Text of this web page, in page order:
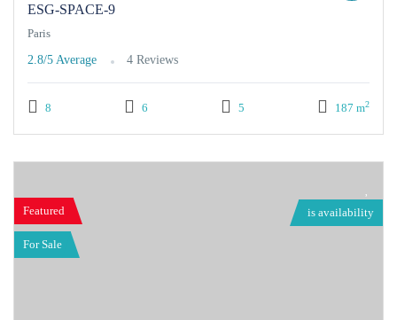
ESG-SPACE-9
Paris
2.8/5 Average 4 Reviews
8 6 5 187 m2
Featured is availability
For Sale